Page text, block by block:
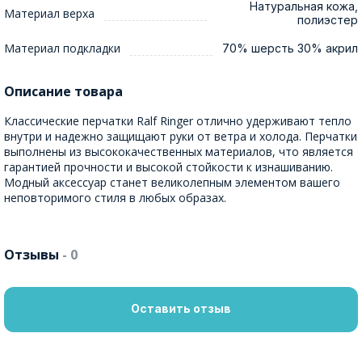
Материал верха
Натуральная кожа,
полиэстер
Материал подкладки 70% шерсть 30% акрил
Описание товара
Классические перчатки Ralf Ringer отлично удерживают тепло
внутри и надежно защищают руки от ветра и холода. Перчатки
выполнены из высококачественных материалов, что является
гарантией прочности и высокой стойкости к изнашиванию.
Модный аксессуар станет великолепным элементом вашего
неповторимого стиля в любых образах.
Отзывы - 0
Оставить отзыв